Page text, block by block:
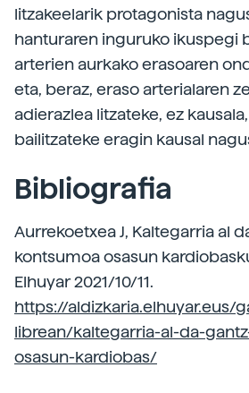
litzakeelarik protagonista
hanturaren inguruko ikuspegi
arterien aurkako erasoaren
eta, beraz, eraso arterialaren
adierazlea litzateke, ez
bailitzateke eragin kausal
Bibliografia
Aurrekoetxea J, Kaltegarria al
kontsumoa osasun
Elhuyar 2021/10/11.
https://aldizkaria.elhuyar.eus/
librean/kaltegarria-al-da-
osasun-kardiobas/